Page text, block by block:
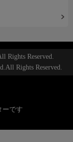
Rights Reserved.
Rights Reserved.
ーです